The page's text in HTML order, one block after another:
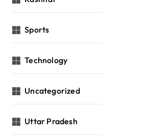
Sports
Technology
Uncategorized
Uttar Pradesh